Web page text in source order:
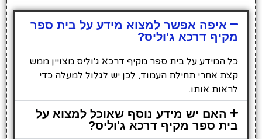
איפה אפשר למצוא מידע על בית ספר
מקיף דרכא ג'וליס?
כל המידע על בית ספר מקיף דרכא ג'וליס מצויין ממש
קצת אחרי תחילת העמוד, לכן יש לגלול למעלה כדי
לראות אותו.
האם יש מידע נוסף שאוכל למצוא על
בית ספר מקיף דרכא ג'וליס?